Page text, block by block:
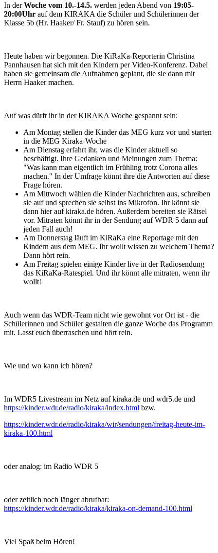
In derWoche vom 10.-14.5. werden jeden Abend von 19:05-
20:00Uhr auf dem KIRAKA die Schüler und Schülerinnen der
Klasse 5b (Hr. Haaker/ Fr. Stauf) zu hören sein.
Heute haben wir begonnen. Die KiRaKa-Reporterin Christina
Pannhausen hat sich mit den Kindern per Video-Konferenz. Dabei
haben sie gemeinsam die Aufnahmen geplant, die sie dann mit
Herrn Haaker machen.
Auf was dürft ihr in der KIRAKA Woche gespannt sein:
Am Montag stellen die Kinder das MEG kurz vor und starten
in die MEG Kiraka-Woche
Am Dienstag erfahrt ihr, was die Kinder aktuell so
beschäftigt. Ihre Gedanken und Meinungen zum Thema:
"Was kann man eigentlich im Frühling trotz Corona alles
machen." In der Umfrage könnt ihre die Antworten auf diese
Frage hören.
Am Mittwoch wählen die Kinder Nachrichten aus, schreiben
sie auf und sprechen sie selbst ins Mikrofon. Ihr könnt sie
dann hier auf kiraka.de hören. Außerdem bereiten sie Rätsel
vor. Mitraten könnt ihr in der Sendung auf WDR 5 dann auf
jeden Fall auch!
Am Donnerstag läuft im KiRaKa eine Reportage mit den
Kindern aus dem MEG. Ihr wollt wissen zu welchem Thema?
Dann hört rein.
Am Freitag spielen einige Kinder live in der Radiosendung
das KiRaKa-Ratespiel. Und ihr könnt alle mitraten, wenn ihr
wollt!
Auch wenn das WDR-Team nicht wie gewohnt vor Ort ist - die
Schülerinnen und Schüler gestalten die ganze Woche das Programm
mit. Lasst euch überraschen und hört rein.
Wie und wo kann ich hören?
Im WDR5 Livestream im Netz auf kiraka.de und wdr5.de und
https://kinder.wdr.de/radio/kiraka/index.html bzw.
https://kinder.wdr.de/radio/kiraka/wir/sendungen/freitag-heute-im-
kiraka-100.html
oder analog: im Radio WDR 5
oder zeitlich noch länger abrufbar:
https://kinder.wdr.de/radio/kiraka/kiraka-on-demand-100.html
Viel Spaß beim Hören!